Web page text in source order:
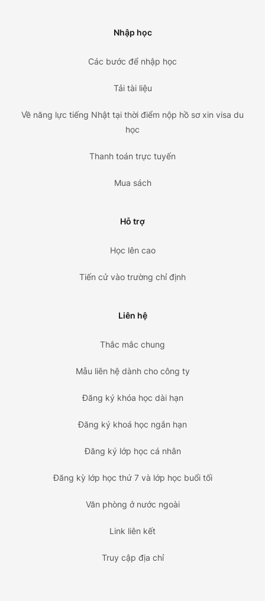
Nhập học
Các bước để nhập học
Tải tài liệu
Về năng lực tiếng Nhật tại thời điểm nộp hồ sơ xin visa du
học
Thanh toán trực tuyến
Mua sách
Hỗ trợ
Học lên cao
Tiến cử vào trường chỉ định
Liên hệ
Thắc mắc chung
Mẫu liên hệ dành cho công ty
Đăng ký khóa học dài hạn
Đăng ký khoá học ngắn hạn
Đăng ký lớp học cá nhân
Đăng kỳ lớp học thứ 7 và lớp học buổi tối
Văn phòng ở nước ngoài
Link liên kết
Truy cập địa chỉ